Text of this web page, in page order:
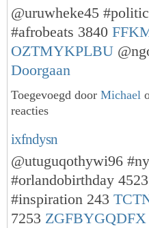
@uruwheke45
#afrobeats 3840
OZTMYKPLBU
Doorgaan
Toegevoegd door Michael
reacties
ixfndysn
@utuguqothywi96
#orlandobirthday 4523
#inspiration 243
7253 ZGFBYGQDFX